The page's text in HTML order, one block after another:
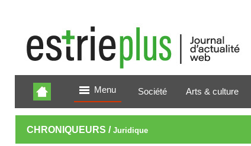
Menu Société Arts & culture
CHRONIQUEURS / Juridique